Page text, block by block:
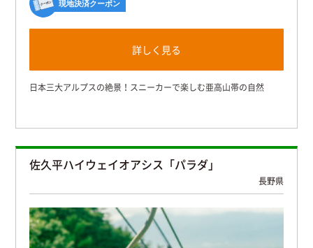
現地決済クーポン
詳しく見る
日本三大アルプスの絶景！スニーカーで楽しむ亜高山帯の自然
佐久平ハイウェイオアシス「パラダ」
長野県